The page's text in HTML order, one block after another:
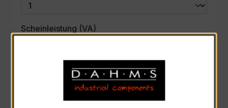
Scheinleistung (VA)
Auswahl zurücksetzen
31244